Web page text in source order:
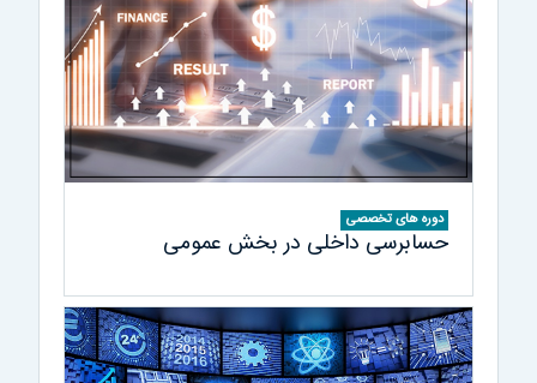
دوره های تخصصی
حسابرسی داخلی در بخش عمومی